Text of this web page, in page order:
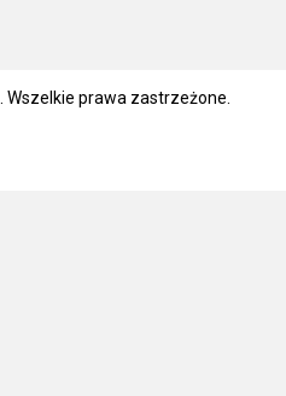
. Wszelkie prawa zastrzeżone.